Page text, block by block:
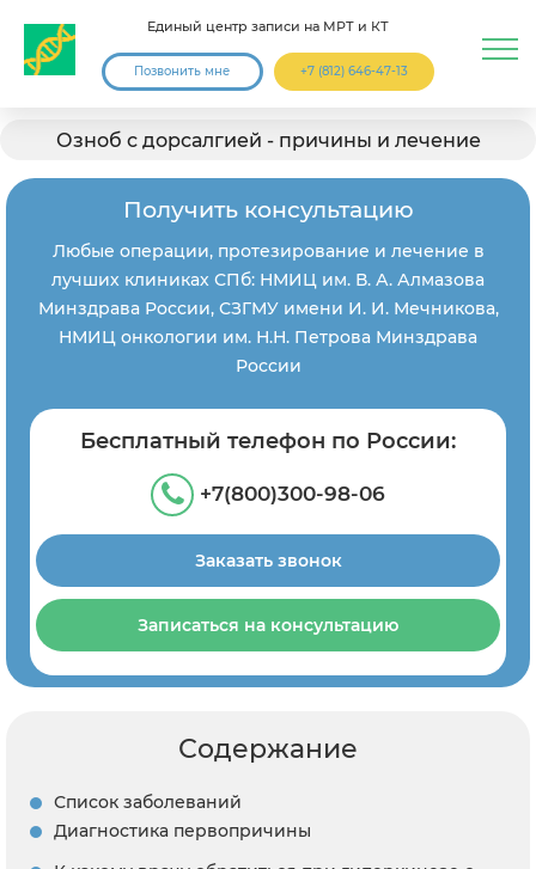
Единый центр записи на МРТ и КТ
Позвонить мне +7 (812) 646-47-13
Озноб с дорсалгией - причины и лечение
Получить консультацию
Любые операции, протезирование и лечение в
лучших клиниках СПб: НМИЦ им. В. А. Алмазова
Минздрава России, СЗГМУ имени И. И. Мечникова,
НМИЦ онкологии им. Н.Н. Петрова Минздрава
России
Бесплатный телефон по России:
+7(800)300-98-06
Заказать звонок
Записаться на консультацию
Содержание
Список заболеваний
Диагностика первопричины